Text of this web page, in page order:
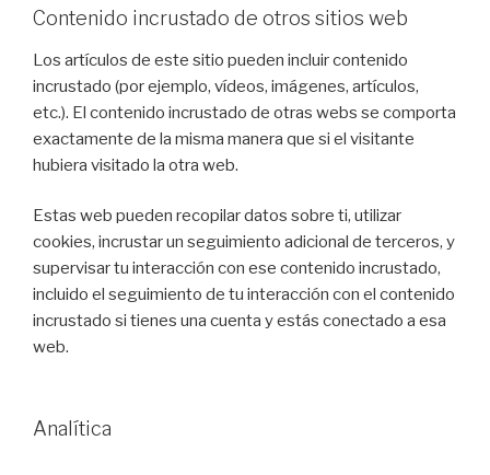
Contenido incrustado de otros sitios web
Los artículos de este sitio pueden incluir contenido
incrustado (por ejemplo, vídeos, imágenes, artículos,
etc.). El contenido incrustado de otras webs se comporta
exactamente de la misma manera que si el visitante
hubiera visitado la otra web.
Estas web pueden recopilar datos sobre ti, utilizar
cookies, incrustar un seguimiento adicional de terceros, y
supervisar tu interacción con ese contenido incrustado,
incluido el seguimiento de tu interacción con el contenido
incrustado si tienes una cuenta y estás conectado a esa
web.
Analítica